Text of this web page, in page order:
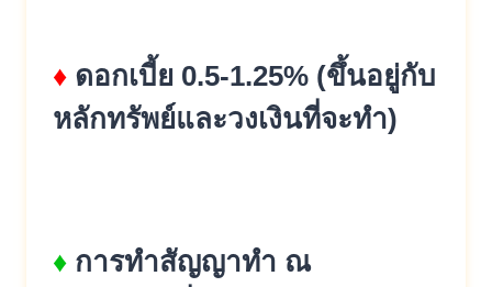
♦ ดอกเบี้ย 0.5-1.25% (ขึ้นอยู่กับ
หลักทรัพย์และวงเงินที่จะทำ)
♦ การทำสัญญาทำ ณ